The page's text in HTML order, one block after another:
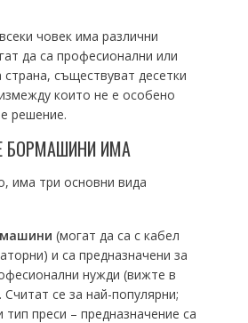
човек има различни
да са професионални или
съществуват десетки
които не е особено
решение.
БОРМАШИНИ ИМА
има три основни вида
(могат да са с кабел
и са предназначени за
нужди (вижте в
Считат се за най-популярни;
преси – предназначение са